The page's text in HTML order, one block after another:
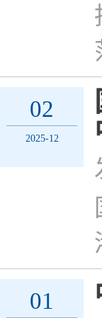
02
2025-12
01